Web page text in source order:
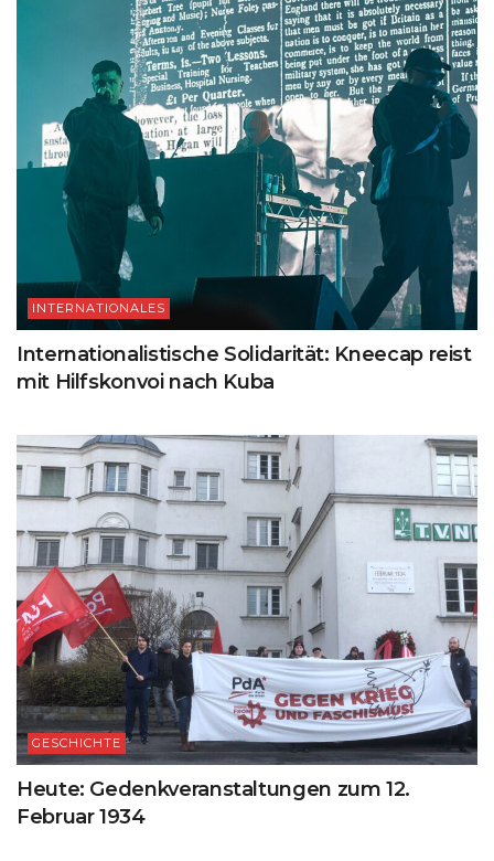
INTERNATIONALES
Internationalistische Solidarität: Kneecap reist
mit Hilfskonvoi nach Kuba
GESCHICHTE
Heute: Gedenkveranstaltungen zum 12.
Februar 1934